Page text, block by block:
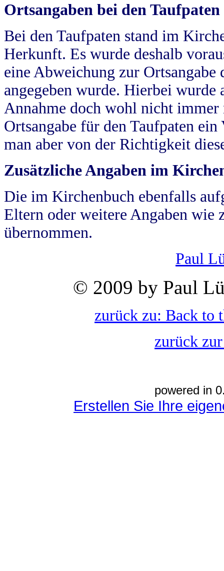
Ortsangaben bei den Taufpaten
Bei den Taufpaten stand im
Herkunft. Es wurde deshalb
eine Abweichung zur
angegeben wurde. Hierbei wurde
Annahme doch wohl nicht
Ortsangabe für den Taufpaten
man aber von der Richtigkeit
Zusätzliche Angaben im
Die im Kirchenbuch ebenfalls
Eltern oder weitere Angaben wie
übernommen.
Paul
© 2009 by Paul
zurück zu: Back to
zurück
powered in
Erstellen Sie Ihre